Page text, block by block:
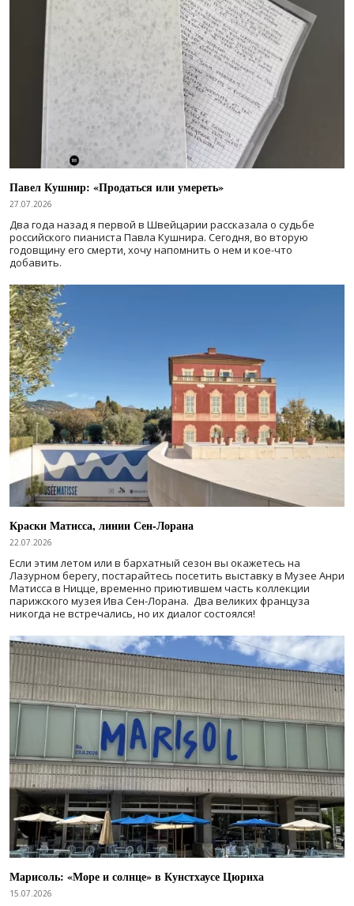
Павел Кушнир: «Продаться или умереть»
27.07.2026
Два года назад я первой в Швейцарии рассказала о судьбе
российского пианиста Павла Кушнира. Сегодня, во вторую
годовщину его смерти, хочу напомнить о нем и кое-что
добавить.
Краски Матисса, линии Сен-Лорана
22.07.2026
Если этим летом или в бархатный сезон вы окажетесь на
Лазурном берегу, постарайтесь посетить выставку в Музее Анри
Матисса в Ницце, временно приютившем часть коллекции
парижского музея Ива Сен-Лорана. Два великих француза
никогда не встречались, но их диалог состоялся!
Марисоль: «Море и солнце» в Кунстхаусе Цюриха
15.07.2026